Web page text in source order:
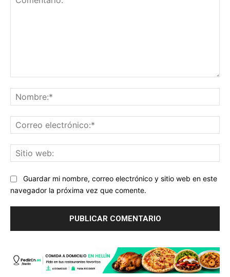
Guardar mi nombre, correo electrónico y sitio web en este
navegador la próxima vez que comente.